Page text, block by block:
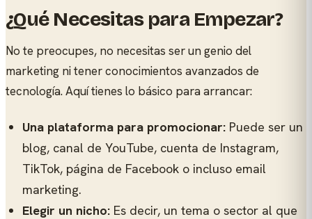
¿Qué Necesitas para Empezar?
No te preocupes, no necesitas ser un genio del
marketing ni tener conocimientos avanzados de
tecnología. Aquí tienes lo básico para arrancar:
Una plataforma para promocionar: Puede ser un
blog, canal de YouTube, cuenta de Instagram,
TikTok, página de Facebook o incluso email
marketing.
Elegir un nicho: Es decir, un tema o sector al que